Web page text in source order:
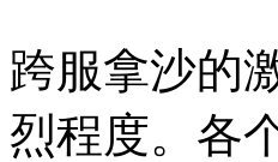
跨服拿沙的
烈程度。各